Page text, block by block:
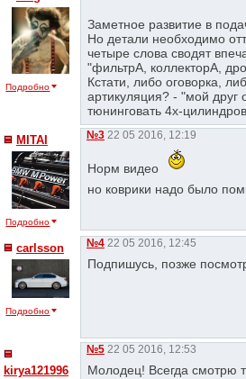
Подробно
Заметное развитие в
Но детали необходимо
четыре слова сводят
"фильтрА, коллекторА,
Кстати, либо оговорка,
артикуляция? - "мой друг
тюнинговать 4х-
MITAI
Подробно
№3 22 05 2016, 12:19
Норм видео
но коврики надо было
сarlsson
Подробно
№4 22 05 2016, 12:45
Подпишусь, позже
kirya121996
№5 22 05 2016, 12:53
Молодец! Всегда смотрю